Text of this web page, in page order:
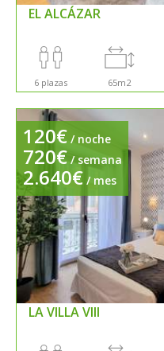
EL ALCÁZAR
6 plazas 65m2
120€ / noche
720€ / semana
2.640€ / mes
LA VILLA VIII